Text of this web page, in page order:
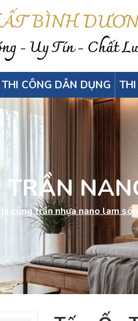
BÌNH
- Uy Tín - Chất
THI CÔNG DÂN DỤNG
công trần nhựa nano lam